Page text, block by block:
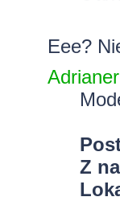
Eee?
Adrianer
Z